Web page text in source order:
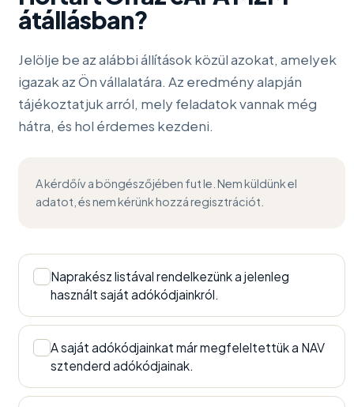
átállásban?
Jelölje be az alábbi állítások közül azokat, amelyek
igazak az Ön vállalatára. Az eredmény alapján
tájékoztatjuk arról, mely feladatok vannak még
hátra, és hol érdemes kezdeni.
A kérdőív a böngészőjében fut le. Nem küldünk el
adatot, és nem kérünk hozzá regisztrációt.
Naprakész listával rendelkezünk a jelenleg
használt saját adókódjainkról.
A saját adókódjainkat már megfeleltettük a NAV
sztenderd adókódjainak.